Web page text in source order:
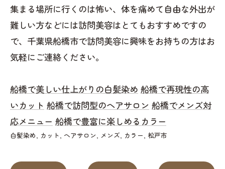
集まる場所に行くのは怖い、体を痛めて自由な外出が
難しい方などには訪問美容はとてもおすすめですの
で、千葉県船橋市で訪問美容に興味をお持ちの方はお
気軽にご連絡ください。
船橋で美しい仕上がりの白髪染め 船橋で再現性の高
いカット 船橋で訪問型のヘアサロン 船橋でメンズ対
応メニュー 船橋で豊富に楽しめるカラー
白髪染め カット ヘアサロン メンズ カラー 松戸市